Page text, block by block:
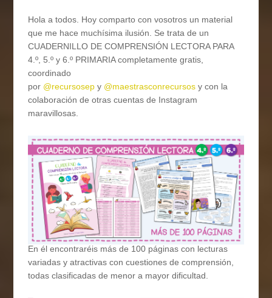
Hola a todos. Hoy comparto con vosotros un material
que me hace muchísima ilusión. Se trata de un
CUADERNILLO DE COMPRENSIÓN LECTORA PARA
4.º, 5.º y 6.º PRIMARIA completamente gratis,
coordinado
por @recursosep y @maestrasconrecursos y con la
colaboración de otras cuentas de Instagram
maravillosas.
En él encontraréis más de 100 páginas con lecturas
variadas y atractivas con cuestiones de comprensión,
todas clasificadas de menor a mayor dificultad.